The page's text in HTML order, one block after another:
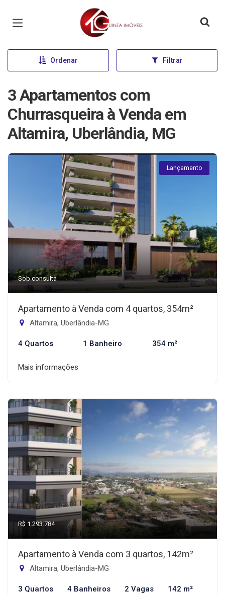
Página inicial
Ordenar Filtrar
3 Apartamentos com
Churrasqueira à Venda em
Altamira, Uberlândia, MG
Lançamento
Sob consulta
Apartamento à Venda com 4 quartos, 354m²
Altamira, Uberlândia-MG
4 Quartos 1 Banheiro 354 m²
Mais informações
R$ 1.293.784
Apartamento à Venda com 3 quartos, 142m²
Altamira, Uberlândia-MG
3 Quartos 4 Banheiros 2 Vagas 142 m²